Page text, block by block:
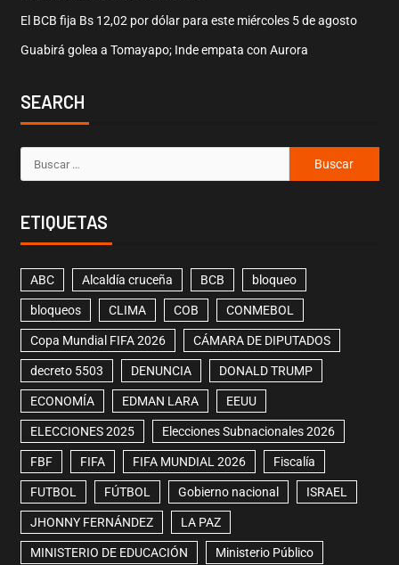
El BCB fija Bs 12,02 por dólar para este miércoles 5 de agosto
Guabirá golea a Tomayapo; Inde empata con Aurora
SEARCH
ETIQUETAS
ABC Alcaldía cruceña BCB bloqueo
bloqueos CLIMA COB CONMEBOL
Copa Mundial FIFA 2026 CÁMARA DE DIPUTADOS
decreto 5503 DENUNCIA DONALD TRUMP
ECONOMÍA EDMAN LARA EEUU
ELECCIONES 2025 Elecciones Subnacionales 2026
FBF FIFA FIFA MUNDIAL 2026 Fiscalía
FUTBOL FÚTBOL Gobierno nacional ISRAEL
JHONNY FERNÁNDEZ LA PAZ
MINISTERIO DE EDUCACIÓN Ministerio Público